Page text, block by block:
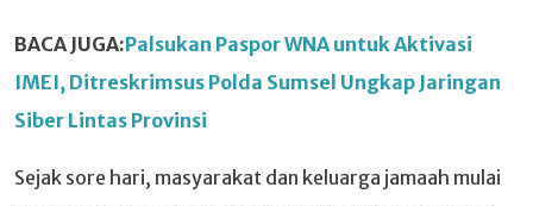
BACA JUGA:Palsukan Paspor WNA untuk Aktivasi
IMEI, Ditreskrimsus Polda Sumsel Ungkap Jaringan
Siber Lintas Provinsi
Sejak sore hari, masyarakat dan keluarga jamaah mulai